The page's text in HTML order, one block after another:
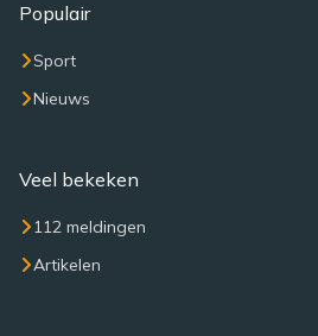
Populair
Sport
Nieuws
Veel bekeken
112 meldingen
Artikelen